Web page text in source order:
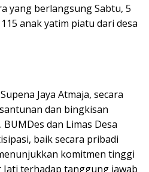
yang berlangsung Sabtu, 5
anak yatim piatu dari desa
Jaya Atmaja, secara
dan bingkisan
dan Limas Desa
baik secara pribadi
komitmen tinggi
terhadap tanggung jawab